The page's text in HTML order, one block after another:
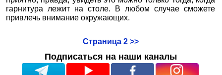
гарнитура лежит на столе. В любом случае сможете
привлечь внимание окружающих.
Страница 2 >>
Подписаться на наши каналы